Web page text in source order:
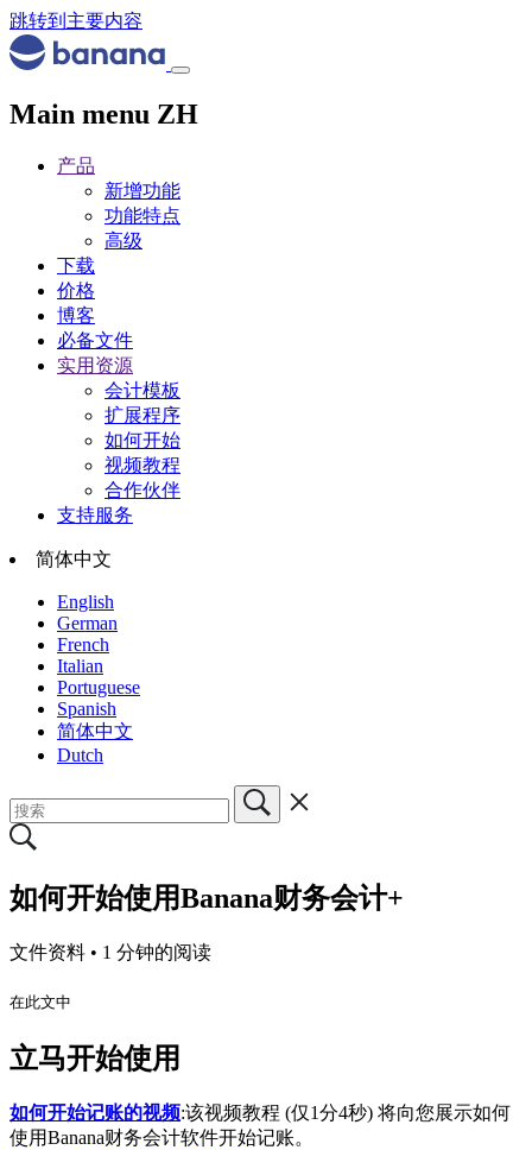
跳转到主要内容
Main menu ZH
产品
新增功能
功能特点
高级
下载
价格
博客
必备文件
实用资源
会计模板
扩展程序
如何开始
视频教程
合作伙伴
支持服务
简体中文
English
German
French
Italian
Portuguese
Spanish
简体中文
Dutch
如何开始使用Banana财务会计+
文件资料 • 1 分钟的阅读
在此文中
立马开始使用
如何开始记账的视频:该视频教程 (仅1分4秒) 将向您展示如何
使用Banana财务会计软件开始记账。